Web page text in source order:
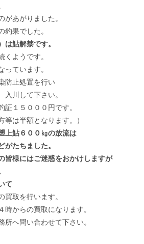
あがりました。
果でした。
鮎解禁です。
ようです。
ています。
防止処置を行い
川して下さい。
１５０００円です。
等は半額となります。）
上鮎６００㎏の放流は
がたちました。
皆様にはご迷惑をおかけしますが
て
取を行います。
からの買取になります。
へ問い合わせて下さい。